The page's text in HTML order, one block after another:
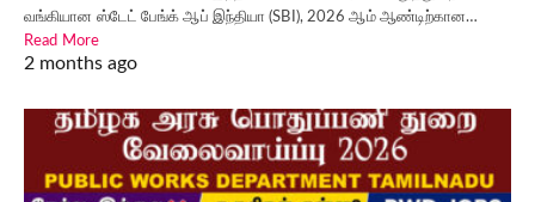
வங்கியான ஸ்டேட் பேங்க் ஆப் இந்தியா (SBI), 2026 ஆம் ஆண்டிற்கான…
Read More
2 months ago